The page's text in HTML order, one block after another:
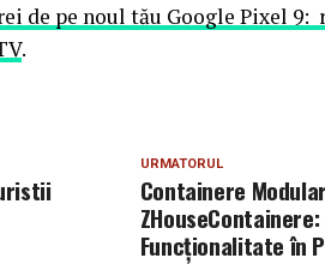
de pe noul tău Google Pixel
.
URMATORUL
Containere
Funcționalitate în